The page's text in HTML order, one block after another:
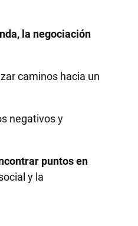
la negociación
caminos hacia un
negativos y
puntos en
y la